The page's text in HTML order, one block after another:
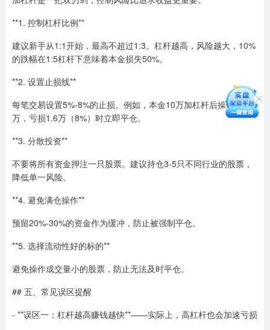
**1. 控制杠杆比例**
建议新手从1:1开始，最高不超过1:3。杠杆越高，风险越大，10%
的跌幅在1:5杠杆下意味着本金损失50%。
**2. 设置止损线**
每笔交易设置5%-8%的止损。例如，本金10万加杠杆后操作20
万，亏损1.6万（8%）时立即平仓。
**3. 分散投资**
不要将所有资金押注一只股票。建议持仓3-5只不同行业的股票，
降低单一风险。
**4. 避免满仓操作**
预留20%-30%的资金作为缓冲，防止被强制平仓。
**5. 选择流动性好的标的**
避免操作成交量小的股票，防止无法及时平仓。
## 五、常见误区提醒
- **误区一：杠杆越高赚钱越快**——实际上，高杠杆也会加速亏损